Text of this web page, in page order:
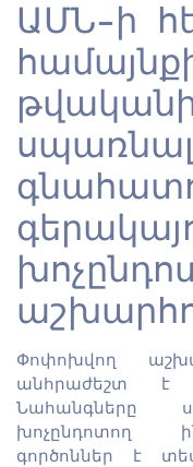
ԱՄՆ-ի
Փոփոխվող
անհրաժեշտ է
Նահանգները
խոչընդոտող
գործոններ է